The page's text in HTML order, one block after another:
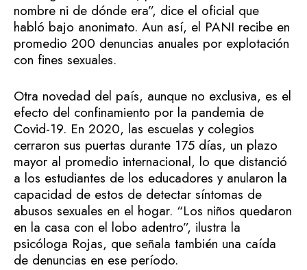
nombre ni de dónde era”, dice el oficial que
habló bajo anonimato. Aun así, el PANI recibe en
promedio 200 denuncias anuales por explotación
con fines sexuales.
Otra novedad del país, aunque no exclusiva, es el
efecto del confinamiento por la pandemia de
Covid-19. En 2020, las escuelas y colegios
cerraron sus puertas durante 175 días, un plazo
mayor al promedio internacional, lo que distanció
a los estudiantes de los educadores y anularon la
capacidad de estos de detectar síntomas de
abusos sexuales en el hogar. “Los niños quedaron
en la casa con el lobo adentro”, ilustra la
psicóloga Rojas, que señala también una caída
de denuncias en ese período.